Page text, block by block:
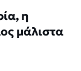
η
μάλιστα